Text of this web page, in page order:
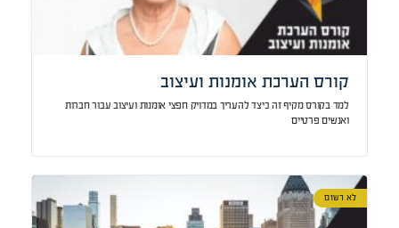
קורס הערכת אומנות ועיצוב
למד בקורס מקיף זה כיצד להעריך במדויק חפצי אומנות ועיצוב עבור חברות
ואנשים פרטיים
לא רשום